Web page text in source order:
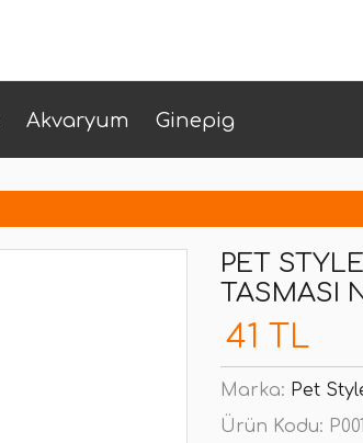
Akvaryum Ginepig
PET
TASMASI
41 TL
Marka: Pet
Ürün Kodu: